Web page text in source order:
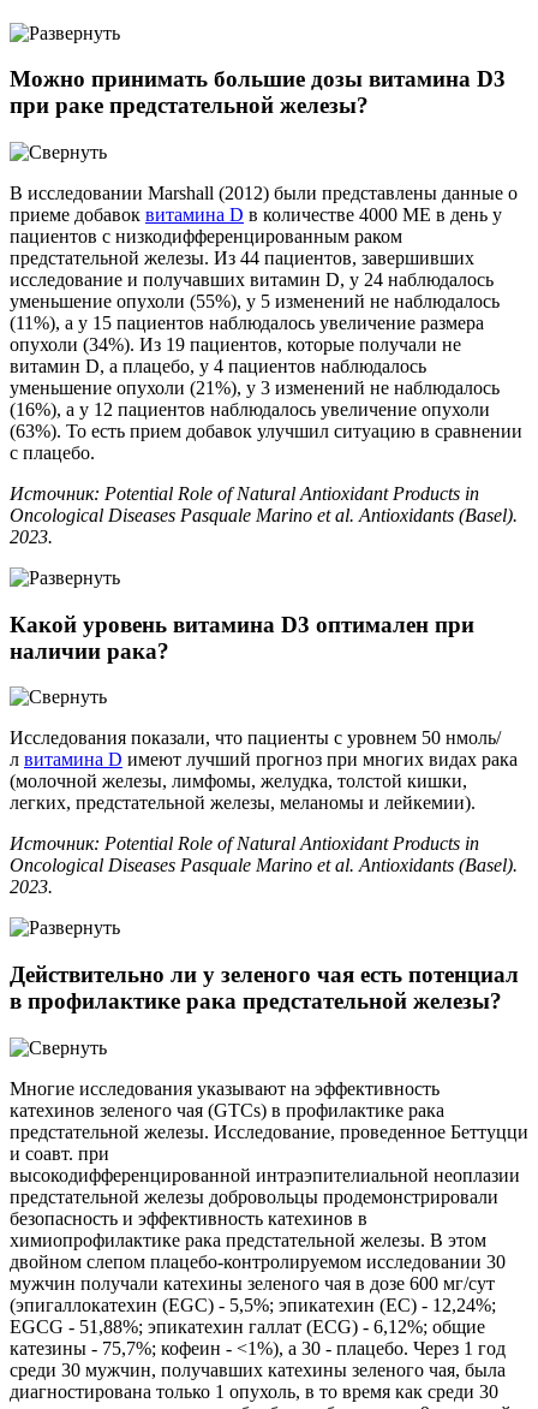
Можно принимать большие дозы витамина D3
при раке предстательной железы?
В исследовании Marshall (2012) были представлены данные о
приеме добавок витамина D в количестве 4000 МЕ в день у
пациентов с низкодифференцированным раком
предстательной железы. Из 44 пациентов, завершивших
исследование и получавших витамин D, у 24 наблюдалось
уменьшение опухоли (55%), у 5 изменений не наблюдалось
(11%), а у 15 пациентов наблюдалось увеличение размера
опухоли (34%). Из 19 пациентов, которые получали не
витамин D, а плацебо, у 4 пациентов наблюдалось
уменьшение опухоли (21%), у 3 изменений не наблюдалось
(16%), а у 12 пациентов наблюдалось увеличение опухоли
(63%). То есть прием добавок улучшил ситуацию в сравнении
с плацебо.
Источник: Potential Role of Natural Antioxidant Products in
Oncological Diseases Pasquale Marino et al. Antioxidants (Basel).
2023.
Какой уровень витамина D3 оптимален при
наличии рака?
Исследования показали, что пациенты с уровнем 50 нмоль/
л витамина D имеют лучший прогноз при многих видах рака
(молочной железы, лимфомы, желудка, толстой кишки,
легких, предстательной железы, меланомы и лейкемии).
Источник: Potential Role of Natural Antioxidant Products in
Oncological Diseases Pasquale Marino et al. Antioxidants (Basel).
2023.
Действительно ли у зеленого чая есть потенциал
в профилактике рака предстательной железы?
Многие исследования указывают на эффективность
катехинов зеленого чая (GTCs) в профилактике рака
предстательной железы. Исследование, проведенное Беттуцци
и соавт. при
высокодифференцированной интраэпителиальной неоплазии
предстательной железы добровольцы продемонстрировали
безопасность и эффективность катехинов в
химиопрофилактике рака предстательной железы. В этом
двойном слепом плацебо-контролируемом исследовании 30
мужчин получали катехины зеленого чая в дозе 600 мг/сут
(эпигаллокатехин (EGC) - 5,5%; эпикатехин (EC) - 12,24%;
EGCG - 51,88%; эпикатехин галлат (ECG) - 6,12%; общие
катезины - 75,7%; кофеин - <1%), а 30 - плацебо. Через 1 год
среди 30 мужчин, получавших катехины зеленого чая, была
диагностирована только 1 опухоль, в то время как среди 30